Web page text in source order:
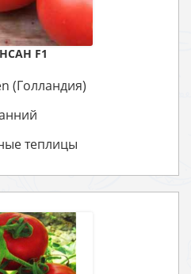
F1
(Голландия)
теплицы